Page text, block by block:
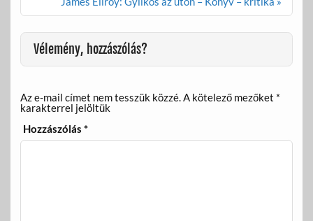
k
Vélemény, hozzászólás?
Az e-mail címet nem tesszük közzé.A kötelező mezőket *
karakterrel jelöltük
Hozzászólás*